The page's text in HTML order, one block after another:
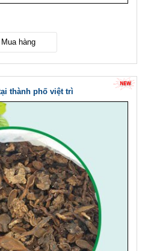
thành phố việt trì